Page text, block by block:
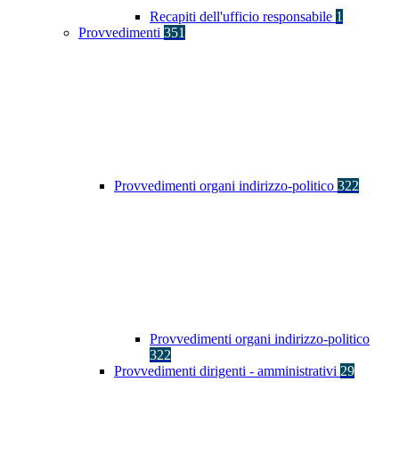
Recapiti dell'ufficio responsabile 1
Provvedimenti 351
Provvedimenti organi indirizzo-politico 322
Provvedimenti organi indirizzo-politico
322
Provvedimenti dirigenti - amministrativi 29